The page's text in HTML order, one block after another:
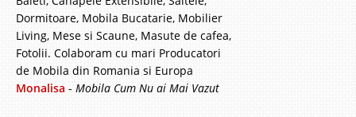
Dormitoare, Mobila Bucatarie, Mobilier
Living, Mese si Scaune, Masute de cafea,
Fotolii. Colaboram cu mari Producatori
de Mobila din Romania si Europa
Monalisa - Mobila Cum Nu ai Mai Vazut